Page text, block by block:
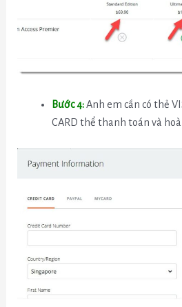
Bước 4:Anh em cần có thẻ
CARD thể thanh toán và